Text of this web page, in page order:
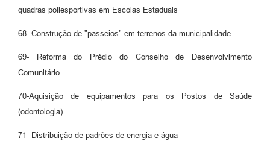
quadras poliesportivas em Escolas Estaduais
68- Construção de "passeios" em terrenos da municipalidade
69- Reforma do Prédio do Conselho de Desenvolvimento
Comunitário
70-Aquisição de equipamentos para os Postos de Saúde
(odontologia)
71- Distribuição de padrões de energia e água